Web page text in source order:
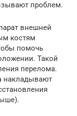
проблем.
внешней
костям
помочь
Такой
перелома.
накладывают